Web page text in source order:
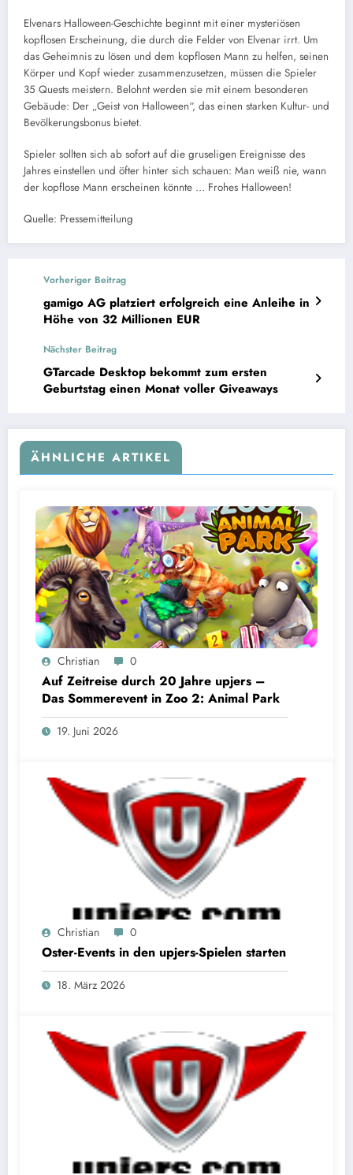
Elvenars Halloween-Geschichte beginnt mit einer mysteriösen
kopflosen Erscheinung, die durch die Felder von Elvenar irrt. Um
das Geheimnis zu lösen und dem kopflosen Mann zu helfen, seinen
Körper und Kopf wieder zusammenzusetzen, müssen die Spieler
35 Quests meistern. Belohnt werden sie mit einem besonderen
Gebäude: Der „Geist von Halloween“, das einen starken Kultur- und
Bevölkerungsbonus bietet.
Spieler sollten sich ab sofort auf die gruseligen Ereignisse des
Jahres einstellen und öfter hinter sich schauen: Man weiß nie, wann
der kopflose Mann erscheinen könnte … Frohes Halloween!
Quelle: Pressemitteilung
Vorheriger Beitrag
gamigo AG platziert erfolgreich eine Anleihe in
Höhe von 32 Millionen EUR
Nächster Beitrag
GTarcade Desktop bekommt zum ersten
Geburtstag einen Monat voller Giveaways
ÄHNLICHE ARTIKEL
Christian 0
Auf Zeitreise durch 20 Jahre upjers –
Das Sommerevent in Zoo 2: Animal Park
19. Juni 2026
Christian 0
Oster-Events in den upjers-Spielen starten
18. März 2026